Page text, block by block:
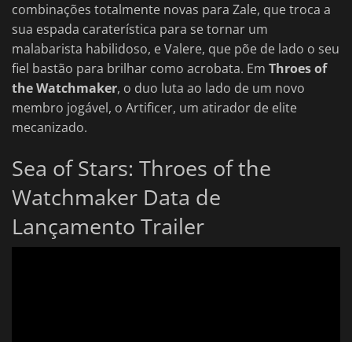
combinações totalmente novas para Zale, que troca a
sua espada caraterística para se tornar um
malabarista habilidoso, e Valere, que põe de lado o seu
fiel bastão para brilhar como acrobata. Em Throes of
the Watchmaker, o duo luta ao lado de um novo
membro jogável, o Artificer, um atirador de elite
mecanizado.
Sea of Stars: Throes of the
Watchmaker Data de
Lançamento Trailer